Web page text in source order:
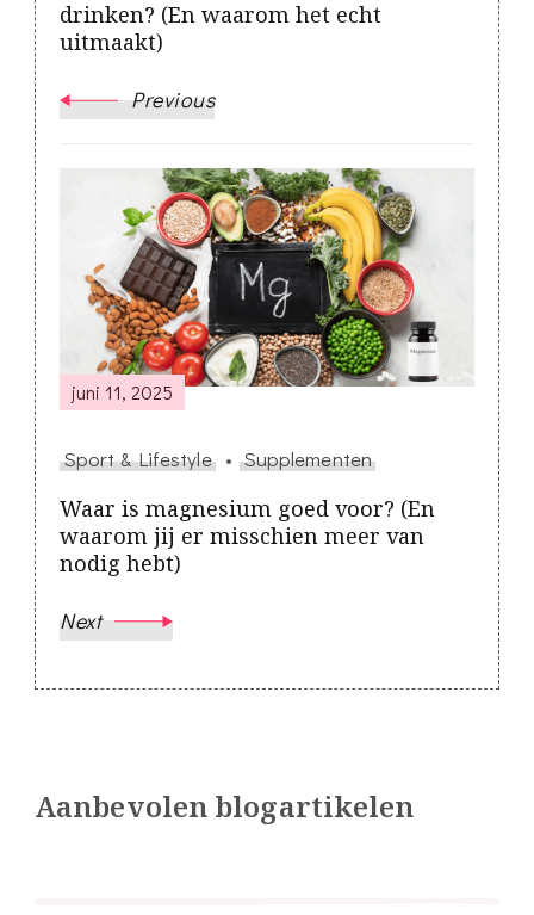
drinken? (En waarom het echt
uitmaakt)
Previous
juni 11, 2025
Sport & Lifestyle Supplementen
Waar is magnesium goed voor? (En
waarom jij er misschien meer van
nodig hebt)
Next
Aanbevolen blogartikelen